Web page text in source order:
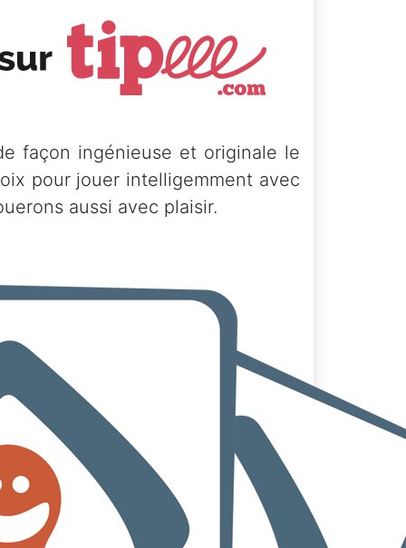
façon ingénieuse et originale le
pour jouer intelligemment avec
aussi avec plaisir.